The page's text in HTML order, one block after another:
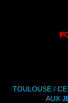
TOULOUSE /
AUX